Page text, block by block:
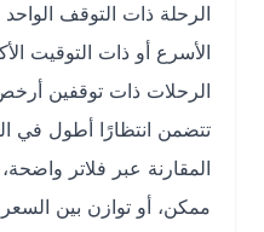
الرحلة ذات التوقف الواحد أقل
الأسرع أو ذات التوقيت الأكثر
الرحلات ذات توقفين أرخص
تتضمن انتظارًا أطول في
المقارنة عبر فلاتر واضحة،
ممكن، أو توازن بين السعر